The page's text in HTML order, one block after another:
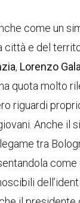
come un
città e del
, Lorenzo
quota molto
riguardi
Anche il
tra
come